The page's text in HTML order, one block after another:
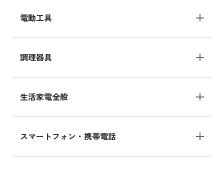
電動工具
調理器具
生活家電全般
スマートフォン・携帯電話